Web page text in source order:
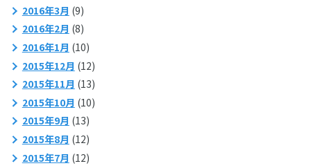
2016年3月 (9)
2016年2月 (8)
2016年1月 (10)
2015年12月 (12)
2015年11月 (13)
2015年10月 (10)
2015年9月 (13)
2015年8月 (12)
2015年7月 (12)